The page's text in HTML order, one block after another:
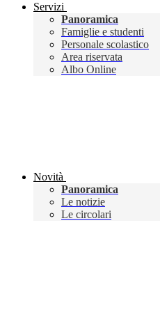
Servizi
Panoramica
Famiglie e studenti
Personale scolastico
Area riservata
Albo Online
Novità
Panoramica
Le notizie
Le circolari